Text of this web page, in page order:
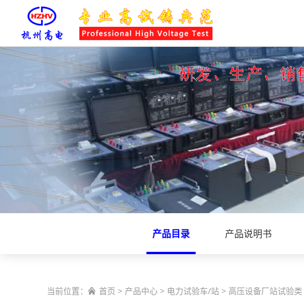
产品目录 产品说明书
当前位置：  首页 > 产品中心 > 电力试验车/站 > 高压设备厂站试验类